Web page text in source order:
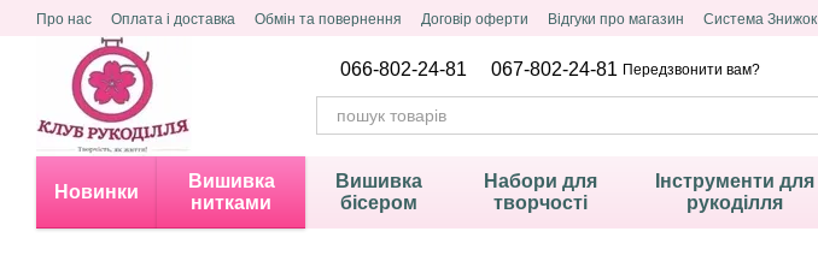
Перейти до основного контенту
Про нас Оплата і доставка Обмін та повернення Договір оферти Відгуки про магазин Система Знижок
Політика конфіденційності
066-802-24-81 067-802-24-81 Передзвонити вам?
Новинки
Вишивка
нитками
Вишивка
бісером
Набори для
творчості
Інструменти для
рукоділля